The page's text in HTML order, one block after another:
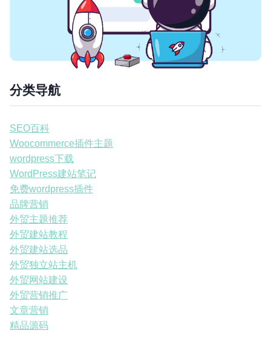
分类导航
SEO百科
Woocommerce插件主题
wordpress下载
WordPress建站笔记
免费wordpress插件
品牌营销
外贸主题推荐
外贸建站教程
外贸建站选品
外贸独立站主机
外贸网站建设
外贸营销推广
文章营销
精品源码